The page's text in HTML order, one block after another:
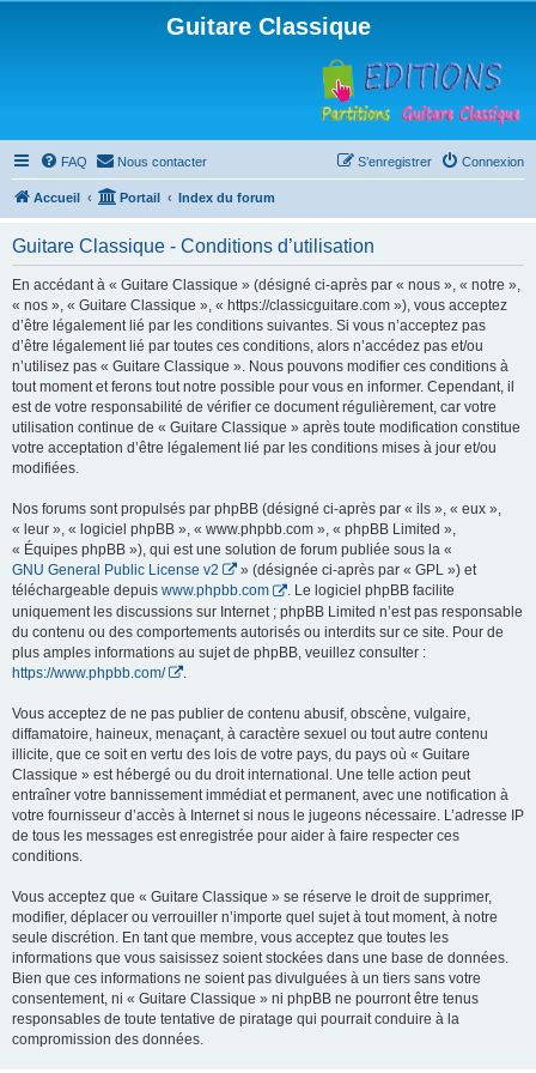
Guitare Classique
FAQ Nous contacter Connexion
S’enregistrer
Accueil Portail Index du forum
Guitare Classique - Conditions d’utilisation
En accédant à « Guitare Classique » (désigné ci-après par « nous », « notre »,
« nos », « Guitare Classique », « https://classicguitare.com »), vous acceptez
d’être légalement lié par les conditions suivantes. Si vous n’acceptez pas
d’être légalement lié par toutes ces conditions, alors n’accédez pas et/ou
n’utilisez pas « Guitare Classique ». Nous pouvons modifier ces conditions à
tout moment et ferons tout notre possible pour vous en informer. Cependant, il
est de votre responsabilité de vérifier ce document régulièrement, car votre
utilisation continue de « Guitare Classique » après toute modification constitue
votre acceptation d’être légalement lié par les conditions mises à jour et/ou
modifiées.
Nos forums sont propulsés par phpBB (désigné ci-après par « ils », « eux »,
« leur », « logiciel phpBB », « www.phpbb.com », « phpBB Limited »,
« Équipes phpBB »), qui est une solution de forum publiée sous la «
GNU General Public License v2
» (désignée ci-après par « GPL ») et
téléchargeable depuis www.phpbb.com
. Le logiciel phpBB facilite
uniquement les discussions sur Internet ; phpBB Limited n’est pas responsable
du contenu ou des comportements autorisés ou interdits sur ce site. Pour de
plus amples informations au sujet de phpBB, veuillez consulter :
https://www.phpbb.com/
Vous acceptez de ne pas publier de contenu abusif, obscène, vulgaire,
diffamatoire, haineux, menaçant, à caractère sexuel ou tout autre contenu
illicite, que ce soit en vertu des lois de votre pays, du pays où « Guitare
Classique » est hébergé ou du droit international. Une telle action peut
entraîner votre bannissement immédiat et permanent, avec une notification à
votre fournisseur d’accès à Internet si nous le jugeons nécessaire. L’adresse IP
de tous les messages est enregistrée pour aider à faire respecter ces
conditions.
Vous acceptez que « Guitare Classique » se réserve le droit de supprimer,
modifier, déplacer ou verrouiller n’importe quel sujet à tout moment, à notre
seule discrétion. En tant que membre, vous acceptez que toutes les
informations que vous saisissez soient stockées dans une base de données.
Bien que ces informations ne soient pas divulguées à un tiers sans votre
consentement, ni « Guitare Classique » ni phpBB ne pourront être tenus
responsables de toute tentative de piratage qui pourrait conduire à la
compromission des données.